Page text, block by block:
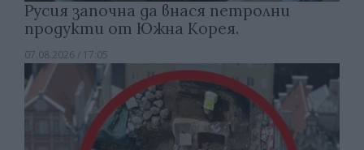
Русия започна да внася петролни
продукти от Южна Корея.
07.08.2026 / 17:05